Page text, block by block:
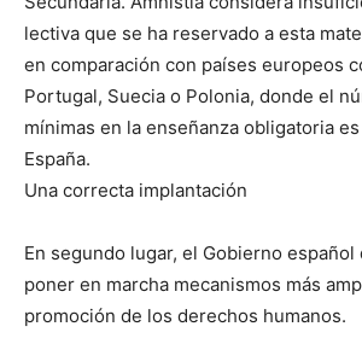
lectiva que se ha reservado a esta
en comparación con países europeos
Portugal, Suecia o Polonia, donde el
mínimas en la enseñanza obligatoria
España.
Una correcta implantación
En segundo lugar, el Gobierno
poner en marcha mecanismos más
promoción de los derechos humanos.